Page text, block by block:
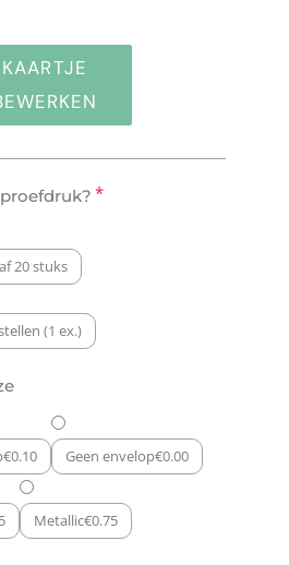
KAARTJE
*
20 stuks
(1 ex.)
€0.10 Geen envelop€0.00
Metallic€0.75